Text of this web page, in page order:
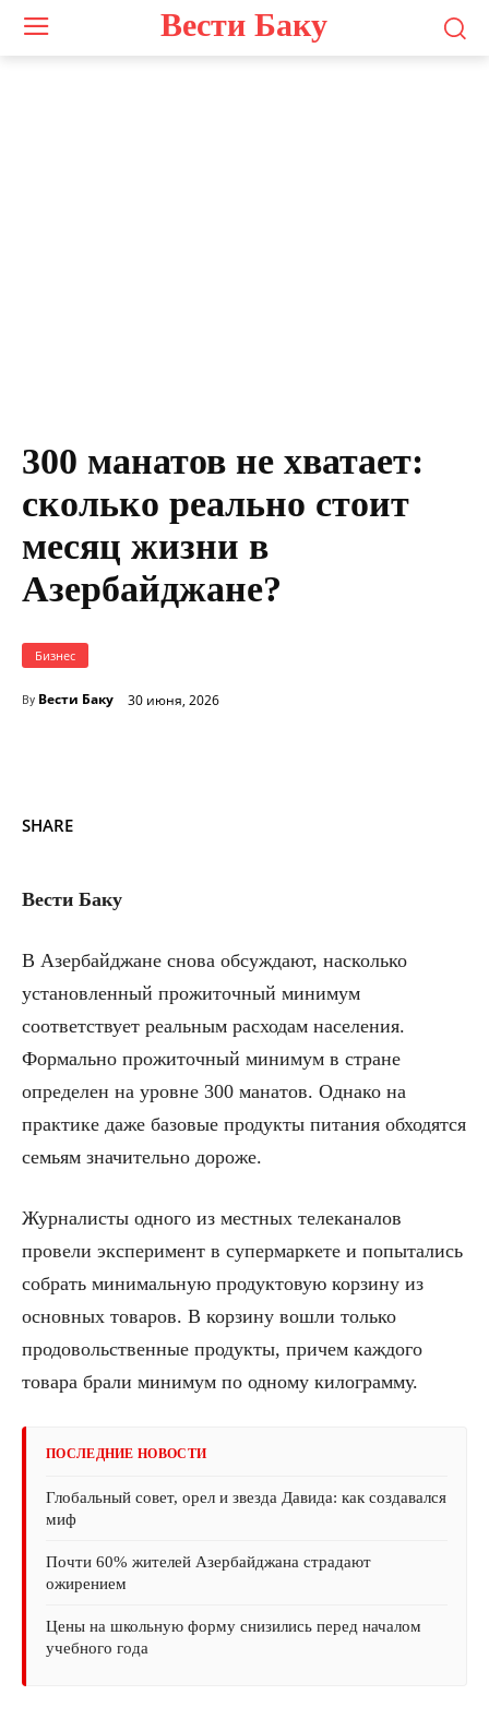
Вести Баку
300 манатов не хватает:
сколько реально стоит
месяц жизни в
Азербайджане?
Бизнес
By Вести Баку 30 июня, 2026
SHARE
Вести Баку
В Азербайджане снова обсуждают, насколько
установленный прожиточный минимум
соответствует реальным расходам населения.
Формально прожиточный минимум в стране
определен на уровне 300 манатов. Однако на
практике даже базовые продукты питания обходятся
семьям значительно дороже.
Журналисты одного из местных телеканалов
провели эксперимент в супермаркете и попытались
собрать минимальную продуктовую корзину из
основных товаров. В корзину вошли только
продовольственные продукты, причем каждого
товара брали минимум по одному килограмму.
ПОСЛЕДНИЕ НОВОСТИ
Глобальный совет, орел и звезда Давида: как создавался
миф
Почти 60% жителей Азербайджана страдают
ожирением
Цены на школьную форму снизились перед началом
учебного года